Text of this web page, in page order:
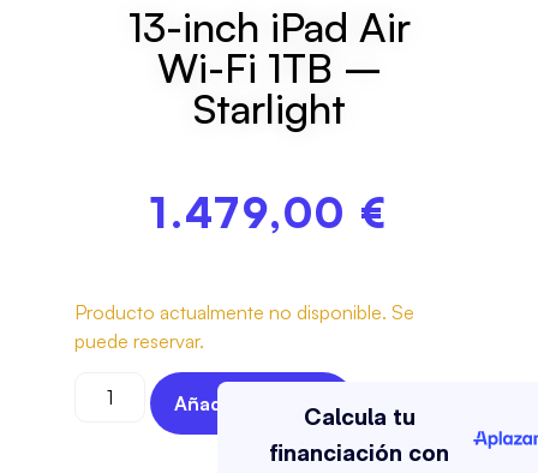
13-inch iPad Air
Wi-Fi 1TB –
Starlight
1.479,00 €
Producto actualmente no disponible. Se
puede reservar.
Añadir Al Carrito